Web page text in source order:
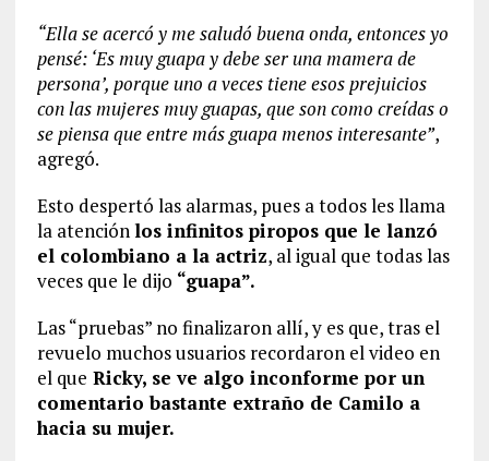
“Ella se acercó y me saludó buena onda, entonces yo
pensé: ‘Es muy guapa y debe ser una mamera de
persona’, porque uno a veces tiene esos prejuicios
con las mujeres muy guapas, que son como creídas o
se piensa que entre más guapa menos interesante”,
agregó.
Esto despertó las alarmas, pues a todos les llama
la atenciónlos infinitos piropos que le lanzó
el colombiano a la actriz, al igual que todas las
veces que le dijo “guapa”.
Las “pruebas” no finalizaron allí, y es que, tras el
revuelo muchos usuarios recordaron el video en
el que Ricky, se ve algo inconforme por un
comentario bastante extraño de Camilo a
hacia su mujer.